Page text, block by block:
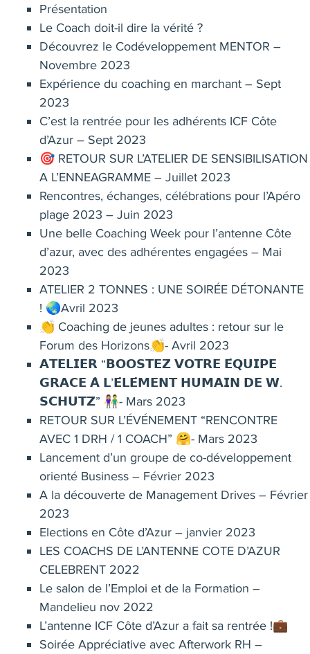
Présentation
Le Coach doit-il dire la vérité ?
Découvrez le Codéveloppement MENTOR –
Novembre 2023
Expérience du coaching en marchant – Sept
2023
C’est la rentrée pour les adhérents ICF Côte
d’Azur – Sept 2023
🎯 RETOUR SUR L’ATELIER DE SENSIBILISATION
A L’ENNEAGRAMME – Juillet 2023
Rencontres, échanges, célébrations pour l’Apéro
plage 2023 – Juin 2023
Une belle Coaching Week pour l’antenne Côte
d’azur, avec des adhérentes engagées – Mai
2023
ATELIER 2 TONNES : UNE SOIRÉE DÉTONANTE
! 🌏Avril 2023
👏 Coaching de jeunes adultes : retour sur le
Forum des Horizons👏- Avril 2023
𝗔𝗧𝗘𝗟𝗜𝗘𝗥 “𝗕𝗢𝗢𝗦𝗧𝗘𝗭 𝗩𝗢𝗧𝗥𝗘 𝗘́𝗤𝗨𝗜𝗣𝗘
𝗚𝗥𝗔𝗖𝗘 𝗔̀ 𝗟’𝗘́𝗟𝗘́𝗠𝗘𝗡𝗧 𝗛𝗨𝗠𝗔𝗜𝗡 𝗗𝗘 𝗪.
𝗦𝗖𝗛𝗨𝗧𝗭” 👫- Mars 2023
RETOUR SUR L’ÉVÉNEMENT “RENCONTRE
AVEC 1 DRH / 1 COACH” 🤗- Mars 2023
Lancement d’un groupe de co-développement
orienté Business – Février 2023
A la découverte de Management Drives – Février
2023
Elections en Côte d’Azur – janvier 2023
LES COACHS DE L’ANTENNE COTE D’AZUR
CELEBRENT 2022
Le salon de l’Emploi et de la Formation –
Mandelieu nov 2022
L’antenne ICF Côte d’Azur a fait sa rentrée !💼
Soirée Appréciative avec Afterwork RH –